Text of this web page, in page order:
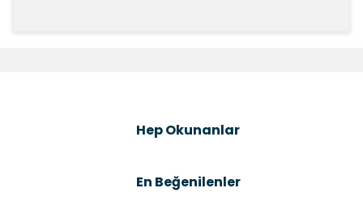
Ürün açıklamasında eksik bilgiler bulunuyor.
Ürün fiyatı diğer sitelerden daha pahalı.
Hep Okunanlar
En Beğenilenler